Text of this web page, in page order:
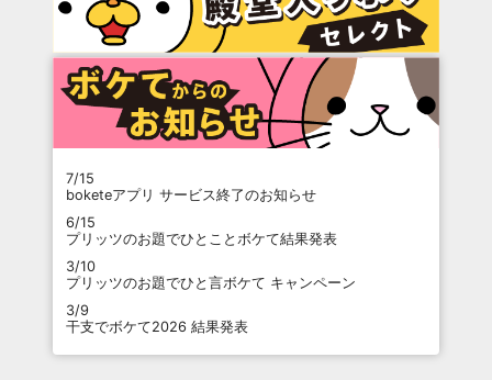
7/15
boketeアプリ サービス終了のお知らせ
6/15
プリッツのお題でひとことボケて結果発表
3/10
プリッツのお題でひと言ボケて キャンペーン
3/9
干支でボケて2026 結果発表